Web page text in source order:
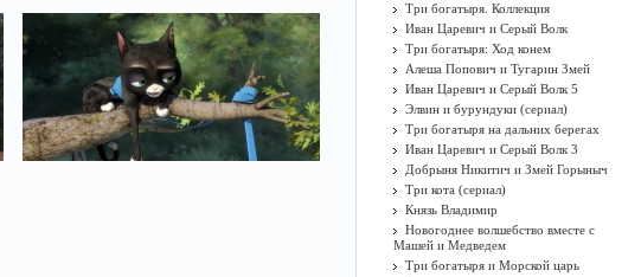
Три богатыря. Коллекция
Иван Царевич и Серый Волк
Три богатыря: Ход конем
Алеша Попович и Тугарин Змей
Иван Царевич и Серый Волк 5
Элвин и бурундуки (сериал)
Три богатыря на дальних берегах
Иван Царевич и Серый Волк 3
Добрыня Никитич и Змей Горыныч
Три кота (сериал)
Князь Владимир
Новогоднее волшебство вместе с
Машей и Медведем
Три богатыря и Морской царь